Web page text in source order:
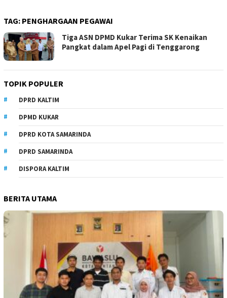
TAG: PENGHARGAAN PEGAWAI
Tiga ASN DPMD Kukar Terima SK Kenaikan
Pangkat dalam Apel Pagi di Tenggarong
TOPIK POPULER
DPRD KALTIM
DPMD KUKAR
DPRD KOTA SAMARINDA
DPRD SAMARINDA
DISPORA KALTIM
BERITA UTAMA